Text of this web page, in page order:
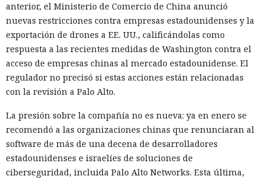
SpecterOps no describe ataques reales que utilicen este
método; se trata de una demostración de laboratorio. Para
reducir el riesgo, la empresa aconseja exigir Extended
Protection for Authentication en el servidor de la base de
WSUS, restringir el acceso de red a ese servidor y supervisar
las llamadas a los procedimientos de creación de grupos y
despliegue de actualizaciones, especialmente si el archivo
termina en .txt o .esd.
¿Dejaste que un agente de IA se
encargara de tu rutina diaria?
Ya vació tus cuentas comprando
en marketplaces y mandó spam
a todos tus contactos
anterior, el Ministerio de Comercio de China anunció
nuevas restricciones contra empresas estadounidenses y la
exportación de drones a EE. UU., calificándolas como
respuesta a las recientes medidas de Washington contra el
acceso de empresas chinas al mercado estadounidense. El
regulador no precisó si estas acciones están relacionadas
con la revisión a Palo Alto.
La presión sobre la compañía no es nueva: ya en enero se
recomendó a las organizaciones chinas que renunciaran al
software de más de una decena de desarrolladores
estadounidenses e israelíes de soluciones de
ciberseguridad, incluida Palo Alto Networks. Esta última,